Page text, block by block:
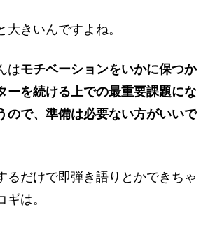
大きいんですよね。
はモチベーションをいかに保つか
ーを続ける上での最重要課題にな
ので、準備は必要ない方がいいで
るだけで即弾き語りとかできちゃ
ギは。